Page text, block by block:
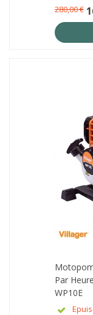
280,00 €
Par
WP10E